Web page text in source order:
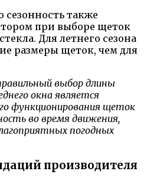
сезонность также
при выборе щеток
Для летнего сезона
размеры щеток, чем для
выбор длины
окна является
функционирования щеток
во время движения,
погодных
производителя